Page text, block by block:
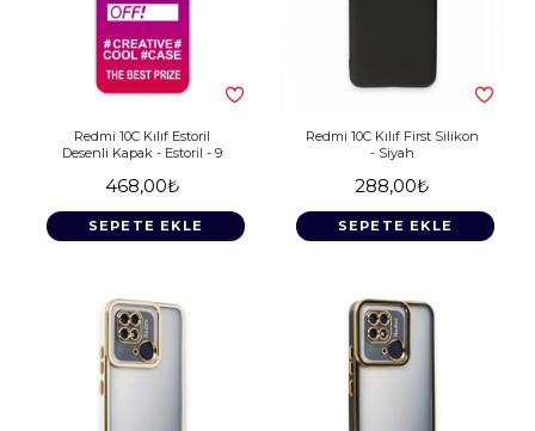
Redmi 10C Kılıf Estoril
Desenli Kapak - Estoril - 9
468,00₺
SEPETE EKLE
Redmi 10C Kılıf First Silikon
- Siyah
288,00₺
SEPETE EKLE